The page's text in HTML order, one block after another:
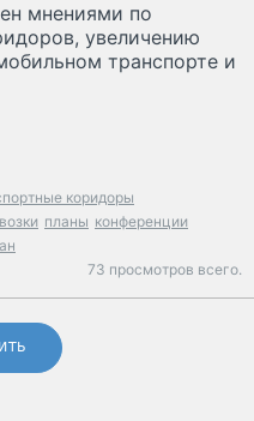
мнениями по
увеличению
транспорте и
коридоры
планы конференции
73 просмотров всего.